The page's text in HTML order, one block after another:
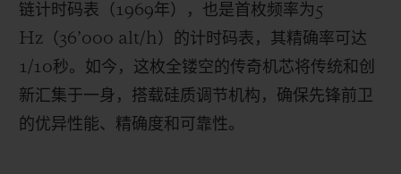
链计时码表（ 1969年），也是首枚频率为 5
Hz （36’000 alt/h）的计时码表，其精确率可达
1/10秒。如今，这枚全镂空的传奇机芯将传统和创
新汇集于一身，搭载硅质调节机构，确保先锋前卫
的优异性能、精确度和可靠性。